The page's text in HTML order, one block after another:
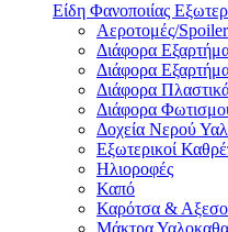
Είδη Φανοποιίας
Αεροτομές/Spoiler
Διάφορα
Διάφορα
Διάφορα
Διάφορα
Δοχεία Νερού
Εξωτερικοί
Ηλιοροφές
Καπό
Καρότσα &